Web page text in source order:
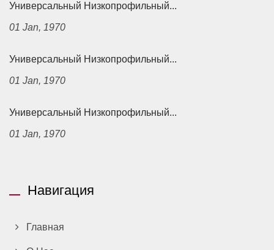
Универсальный Низкопрофильный...
01 Jan, 1970
Универсальный Низкопрофильный...
01 Jan, 1970
Универсальный Низкопрофильный...
01 Jan, 1970
Навигация
Главная